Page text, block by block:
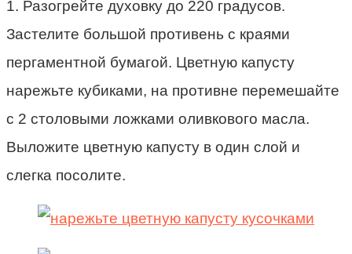
1. Разогрейте духовку до 220 градусов.
Застелите большой противень с краями
пергаментной бумагой. Цветную капусту
нарежьте кубиками, на противне перемешайте
с 2 столовыми ложками оливкового масла.
Выложите цветную капусту в один слой и
слегка посолите.